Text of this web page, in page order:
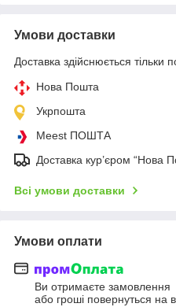
Умови доставки
Доставка здійснюється тільки
Нова Пошта
Укрпошта
Meest ПОШТА
Доставка кур’єром “Нова
Всі умови доставки
Умови оплати
Ви отримаєте замовлення
або гроші повернуться на